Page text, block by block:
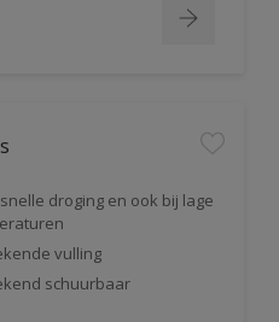
droging en ook bij lage
vulling
schuurbaar